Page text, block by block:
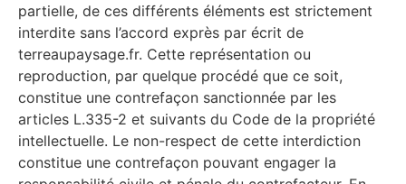
partielle, de ces différents éléments est strictement
interdite sans l’accord exprès par écrit de
terreaupaysage.fr. Cette représentation ou
reproduction, par quelque procédé que ce soit,
constitue une contrefaçon sanctionnée par les
articles L.335-2 et suivants du Code de la propriété
intellectuelle. Le non-respect de cette interdiction
constitue une contrefaçon pouvant engager la